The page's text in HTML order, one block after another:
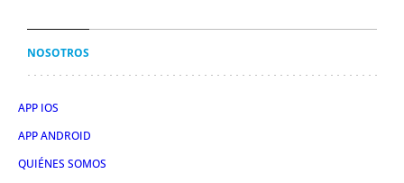
NOSOTROS
APP IOS
APP ANDROID
QUIÉNES SOMOS